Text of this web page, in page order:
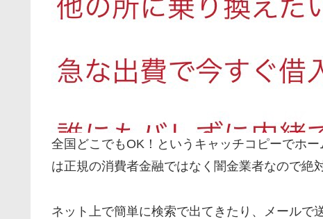
全国どこでもOK！というキャッチコピーでホ
は正規の消費者金融ではなく闇金業者なので絶
ネット上で簡単に検索で出てきたり、メールで